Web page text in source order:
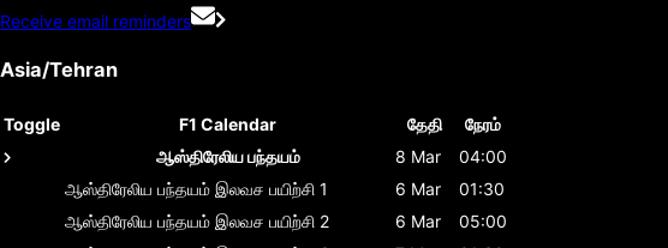
Receive email reminders
Asia/Tehran
Toggle F1 Calendar தேதி
நேரம்
ஆஸ்திரேலிய பந்தயம்
8 Mar
04:00
ஆஸ்திரேலிய பந்தயம் இலவச பயிற்சி 1 6 Mar
01:30
ஆஸ்திரேலிய பந்தயம் இலவச பயிற்சி 2 6 Mar
05:00